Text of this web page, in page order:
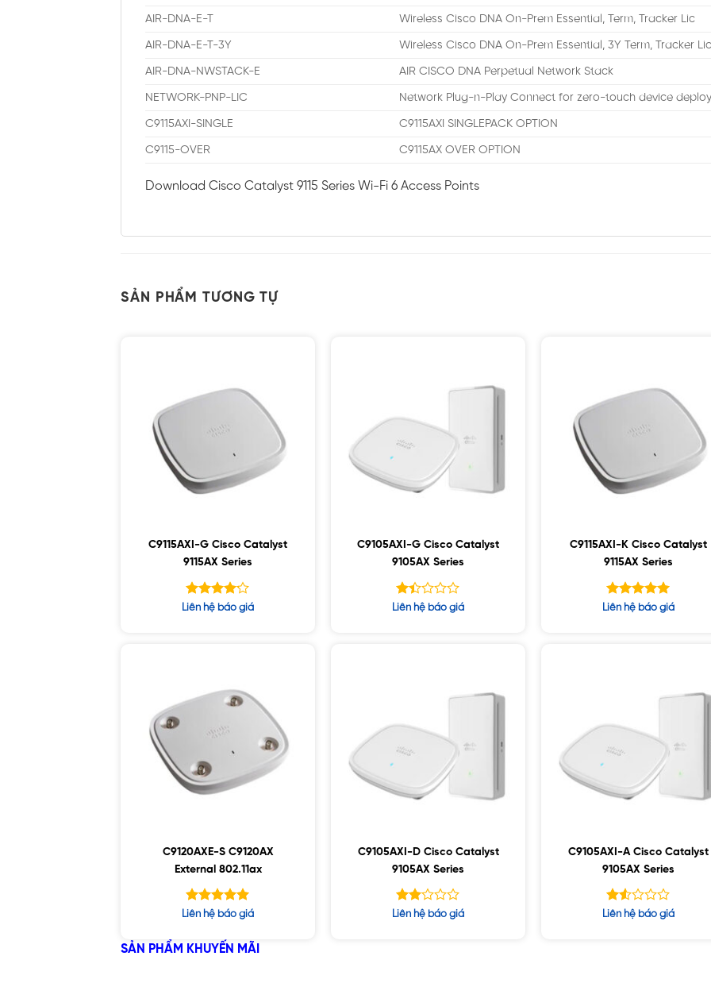
AIR-DNA-E-T Wireless Cisco DNA On-Prem Essential, Term, Tracker Lic
AIR-DNA-E-T-3Y Wireless Cisco DNA On-Prem Essential, 3Y Term, Tracker Lic
AIR-DNA-NWSTACK-E AIR CISCO DNA Perpetual Network Stack
NETWORK-PNP-LIC Network Plug-n-Play Connect for zero-touch device
C9115AXI-SINGLE C9115AXI SINGLEPACK OPTION
C9115-OVER C9115AX OVER OPTION
Download Cisco Catalyst 9115 Series Wi-Fi 6 Access Points
SẢN PHẨM TƯƠNG TỰ
C9115AXI-G Cisco Catalyst
9115AX Series
Được xếp
Liên hệ báo giá
C9105AXI-G Cisco Catalyst
9105AX Series
Được
Liên hệ báo giá
C9115AXI-K Cisco Catalyst
9115AX Series
Được xếp
Liên hệ báo giá
C9120AXE-S C9120AX
External 802.11ax
Được xếp
5 sao
Liên hệ báo giá
C9105AXI-D Cisco Catalyst
9105AX Series
Được
Liên hệ báo giá
C9105AXI-A Cisco Catalyst
9105AX Series
Được
Liên hệ báo giá
SẢN PHẨM KHUYẾN MÃI